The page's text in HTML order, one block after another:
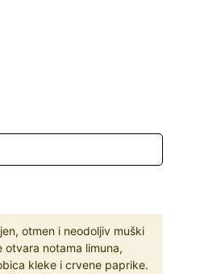
otmen i neodoljiv muški
otvara notama limuna,
kleke i crvene paprike.